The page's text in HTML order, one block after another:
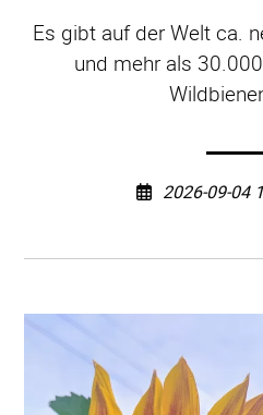
Es gibt auf der Welt ca.
und mehr als
2026-09-04